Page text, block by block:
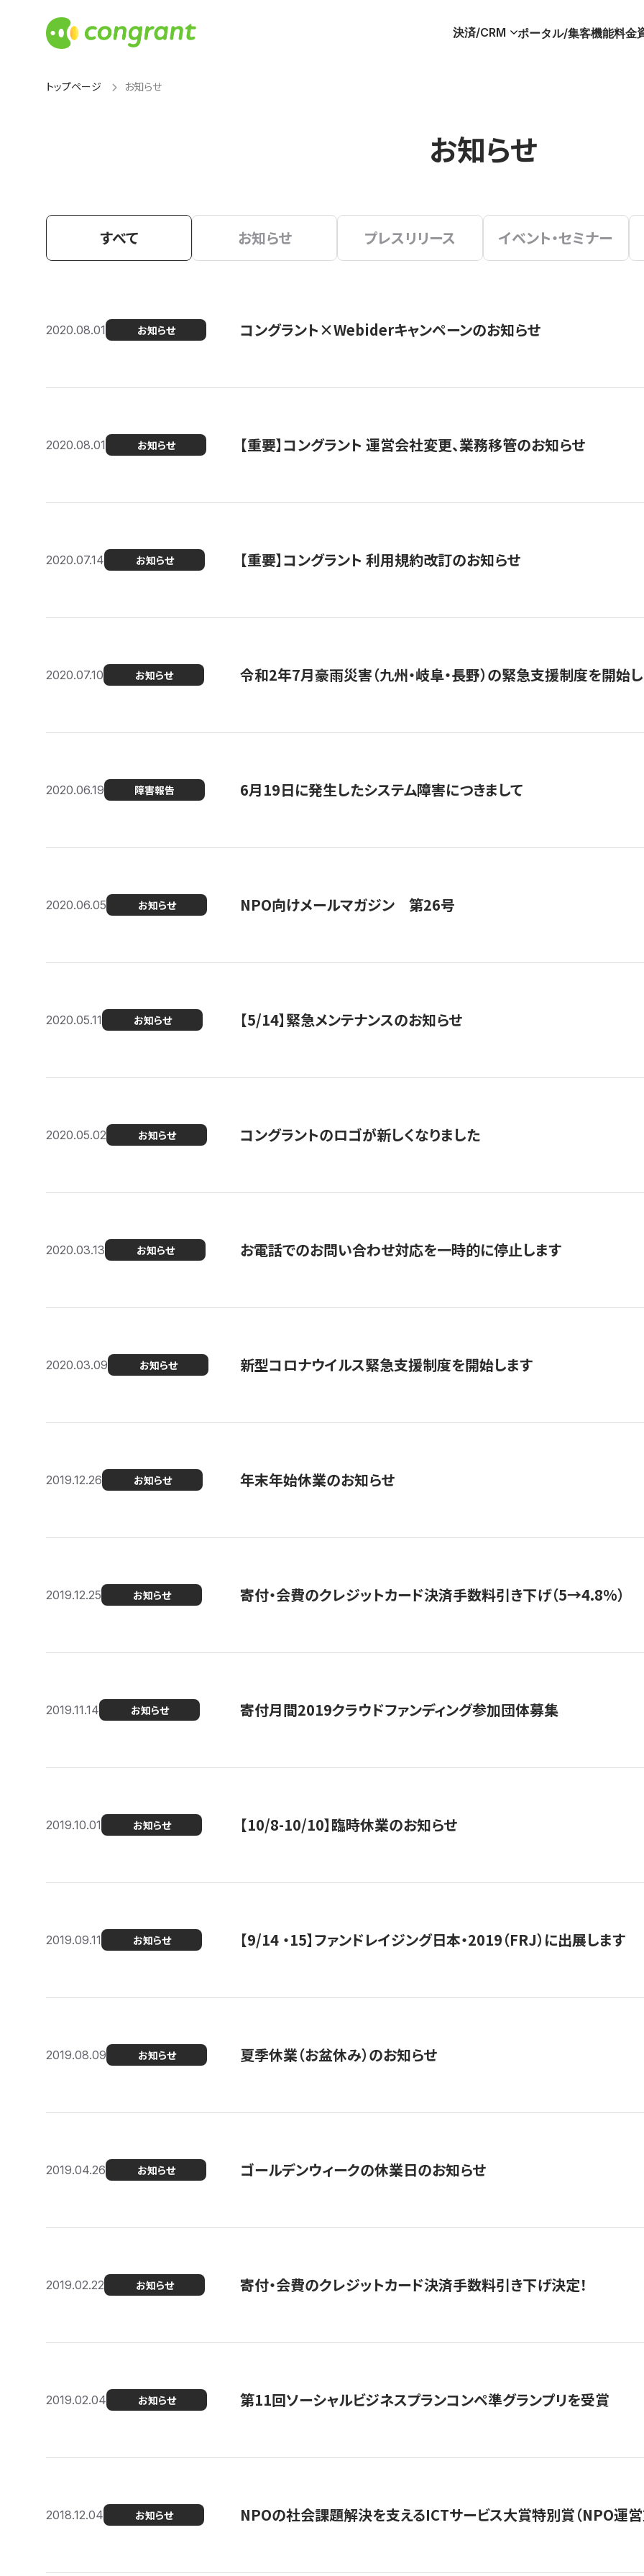
決済/CRM ポータル/集客機能料金
トップページ お知らせ
お知らせ
すべて お知らせ プレスリリース イベント・セミナー
2020.08.01 お知らせ コングラント×Webiderキャンペーンのお知らせ
2020.08.01 お知らせ 【重要】コングラント 運営会社変更、業務移管のお知らせ
2020.07.14 お知らせ 【重要】コングラント 利用規約改訂のお知らせ
2020.07.10 お知らせ 令和2年7月豪雨災害（九州・岐阜・長野）の緊急支援制度を開始
2020.06.19 障害報告 6月19日に発生したシステム障害につきまして
2020.06.05 お知らせ NPO向けメールマガジン 第26号
2020.05.11 お知らせ 【5/14】緊急メンテナンスのお知らせ
2020.05.02 お知らせ コングラントのロゴが新しくなりました
2020.03.13 お知らせ お電話でのお問い合わせ対応を一時的に停止します
2020.03.09 お知らせ 新型コロナウイルス緊急支援制度を開始します
2019.12.26 お知らせ 年末年始休業のお知らせ
2019.12.25 お知らせ 寄付・会費のクレジットカード決済手数料引き下げ（5→4.8%）
2019.11.14 お知らせ 寄付月間2019クラウドファンディング参加団体募集
2019.10.01 お知らせ 【10/8-10/10】臨時休業のお知らせ
2019.09.11 お知らせ 【9/14 ・15】ファンドレイジング日本・2019（FRJ）に出展します
2019.08.09 お知らせ 夏季休業（お盆休み）のお知らせ
2019.04.26 お知らせ ゴールデンウィークの休業日のお知らせ
2019.02.22 お知らせ 寄付・会費のクレジットカード決済手数料引き下げ決定！
2019.02.04 お知らせ 第11回ソーシャルビジネスプランコンペ準グランプリを受賞
2018.12.04 お知らせ NPOの社会課題解決を支えるICTサービス大賞特別賞（NPO運